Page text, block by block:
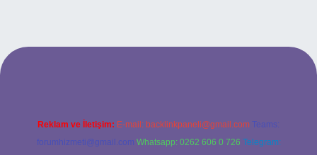
betexper
Reklam ve İletişim: E-mail: backlinkpaneli@gmail.com Teams:
forumhizmeti@gmail.com Whatsapp: 0262 606 0 726 Telegram: